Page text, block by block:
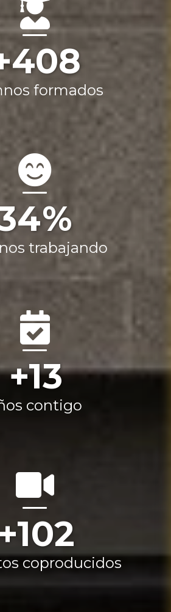
744
formados
trabajando
13
contigo
186
coproducidos